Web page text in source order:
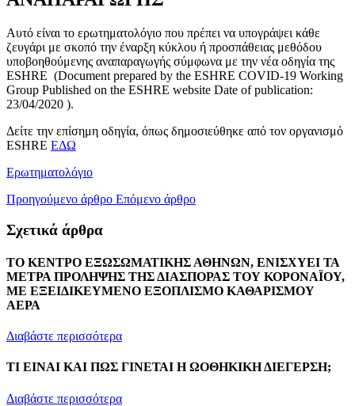
Αυτό είναι το ερωτηματολόγιο που πρέπει να υπογράψει κάθε
ζευγάρι με σκοπό την έναρξη κύκλου ή προσπάθειας μεθόδου
υποβοηθούμενης αναπαραγωγής σύμφωνα με την νέα οδηγία της
ESHRE (Document prepared by the ESHRE COVID-19 Working
Group Published on the ESHRE website Date of publication:
23/04/2020 ).
Δείτε την επίσημη οδηγία, όπως δημοσιεύθηκε από τον οργανισμό
ESHRE ΕΔΩ
Ερωτηματολόγιο
Προηγούμενο άρθρο Επόμενο άρθρο
Σχετικά άρθρα
ΤΟ ΚΕΝΤΡΟ ΕΞΩΣΩΜΑΤΙΚΗΣ ΑΘΗΝΩΝ, ΕΝΙΣΧΥΕΙ ΤΑ
ΜΕΤΡΑ ΠΡΟΛΗΨΗΣ ΤΗΣ ΔΙΑΣΠΟΡΑΣ ΤΟΥ ΚΟΡΟΝΑΪΟΥ,
ΜΕ ΕΞΕΙΔΙΚΕΥΜΕΝΟ ΕΞΟΠΛΙΣΜΟ ΚΑΘΑΡΙΣΜΟΥ
ΑΕΡΑ
Διαβάστε περισσότερα
ΤΙ ΕΙΝΑΙ ΚΑΙ ΠΩΣ ΓΙΝΕΤΑΙ Η ΩΟΘΗΚΙΚΗ ΔΙΕΓΕΡΣΗ;
Διαβάστε περισσότερα